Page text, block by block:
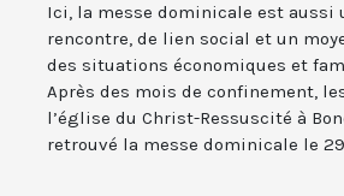
Ici, la messe dominicale est aussi
rencontre, de lien social et un
des situations économiques et
Après des mois de confinement,
l’église du Christ-Ressuscité à
retrouvé la messe dominicale le